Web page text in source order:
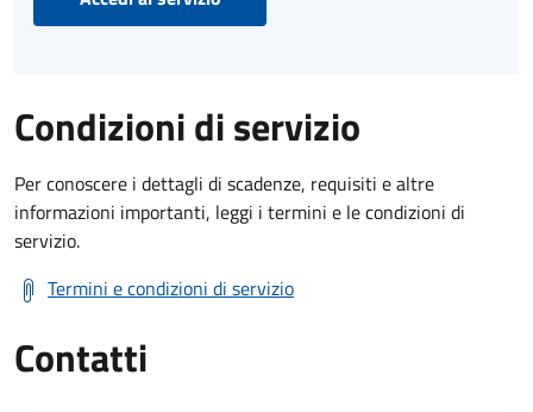
Condizioni di servizio
Per conoscere i dettagli di scadenze, requisiti e altre
informazioni importanti, leggi i termini e le condizioni di
servizio.
Termini e condizioni di servizio
Contatti